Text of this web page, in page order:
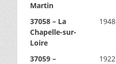
Martin
37058 – La
Chapelle-sur-
Loire
1948
37059 –
1922